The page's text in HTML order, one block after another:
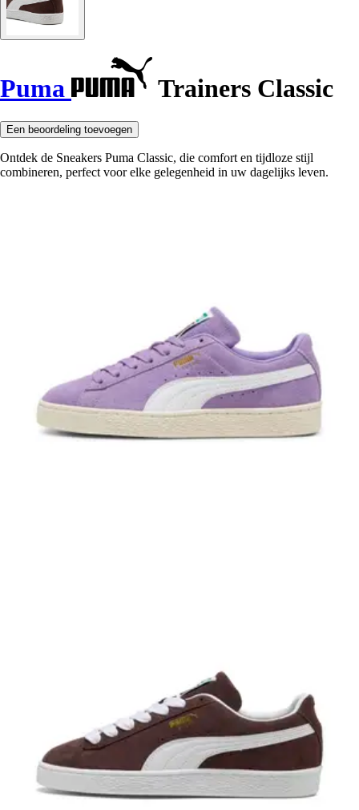
Puma Trainers Classic
Een beoordeling toevoegen
Ontdek de Sneakers Puma Classic, die comfort en tijdloze stijl
combineren, perfect voor elke gelegenheid in uw dagelijks leven.